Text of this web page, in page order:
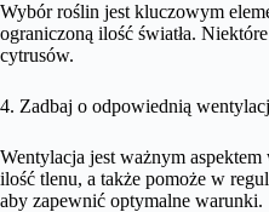
Wybór roślin jest kluczowym
ograniczoną ilość światła.
cytrusów.
4. Zadbaj o odpowiednią
Wentylacja jest ważnym
ilość tlenu, a także pomoże w
aby zapewnić optymalne warunki.